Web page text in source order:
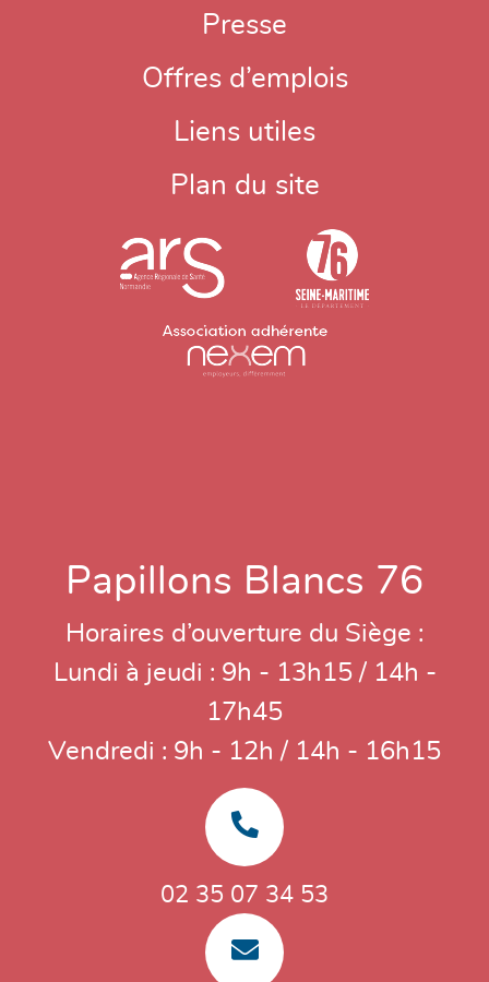
Presse
Offres d’emplois
Liens utiles
Plan du site
Papillons Blancs 76
Horaires d’ouverture du Siège :
Lundi à jeudi : 9h - 13h15 / 14h -
17h45
Vendredi : 9h - 12h / 14h - 16h15
02 35 07 34 53